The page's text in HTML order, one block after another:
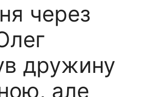
через
дружину
але